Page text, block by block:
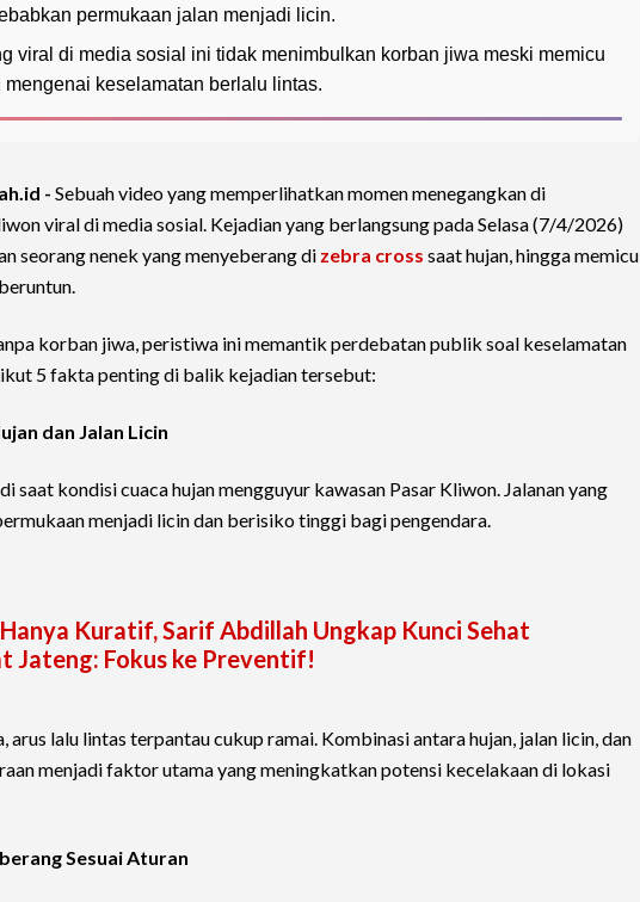
permukaan jalan menjadi licin.
viral di media sosial ini tidak menimbulkan korban jiwa meski memicu
mengenai keselamatan berlalu lintas.
- Sebuah video yang memperlihatkan momen menegangkan di
viral di media sosial. Kejadian yang berlangsung pada Selasa (7/4/2026)
seorang nenek yang menyeberang di zebra cross saat hujan, hingga memicu
korban jiwa, peristiwa ini memantik perdebatan publik soal keselamatan
5 fakta penting di balik kejadian tersebut:
dan Jalan Licin
saat kondisi cuaca hujan mengguyur kawasan Pasar Kliwon. Jalanan yang
menjadi licin dan berisiko tinggi bagi pengendara.
Kuratif, Sarif Abdillah Ungkap Kunci Sehat
Jateng: Fokus ke Preventif!
arus lalu lintas terpantau cukup ramai. Kombinasi antara hujan, jalan licin, dan
menjadi faktor utama yang meningkatkan potensi kecelakaan di lokasi
Sesuai Aturan